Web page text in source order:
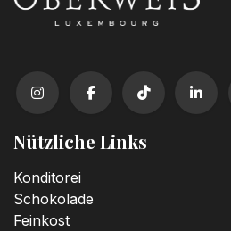
Nützliche Links
Konditorei
Schokolade
Feinkost